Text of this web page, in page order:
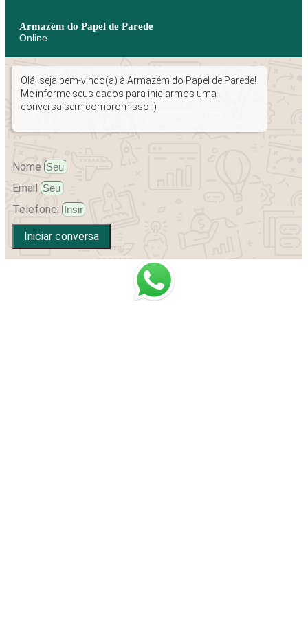
Armazém do Papel de Parede
Online
Olá, seja bem-vindo(a) à Armazém do Papel de Parede!
Me informe seus dados para iniciarmos uma
conversa sem compromisso :)
Nome
Email
Telefone:
Iniciar conversa